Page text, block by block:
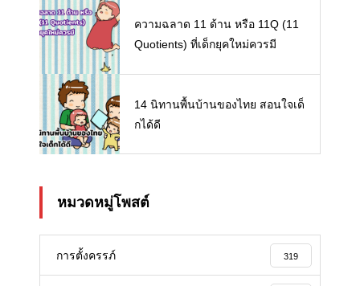
ความฉลาด 11 ด้าน หรือ 11Q (11
Quotients) ที่เด็กยุคใหม่ควรมี
14 นิทานพื้นบ้านของไทย สอนใจเด็
กได้ดี
หมวดหมู่โพสต์
การตั้งครรภ์ 319